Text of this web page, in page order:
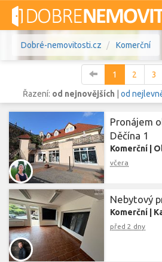
Dobré-nemovitosti.cz Komerční
Vše Byty
Lokalita
Cena
1 2 3
Řazení: od nejnovějších |od
Pronájem
Děčína 1
Komerční
včera
Nebytový
Komerční
před 2 dny